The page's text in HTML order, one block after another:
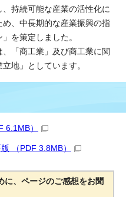
持続可能な産業の活性化に
、中長期的な産業振興の指
を策定しました。
「商工業」及び商工業に関
地」としています。
6.1MB）
（PDF 3.8MB）
に、ページのご感想をお聞